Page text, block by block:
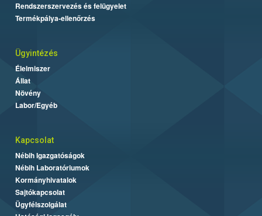
Rendszerszervezés és felügyelet
Termékpálya-ellenőrzés
Ügyintézés
Élelmiszer
Állat
Növény
Labor/Egyéb
Kapcsolat
Nébih Igazgatóságok
Nébih Laboratóriumok
Kormányhivatalok
Sajtókapcsolat
Ügyfélszolgálat